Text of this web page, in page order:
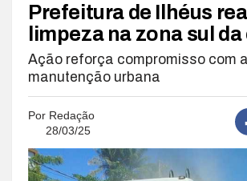
Prefeitura de Ilhéus
limpeza na zona sul
Ação reforça compromisso com a
manutenção urbana
Por Redação
28/03/25